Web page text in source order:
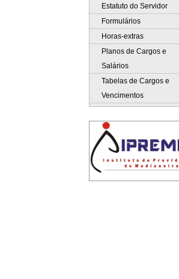
Estatuto do Servidor
Formulários
Horas-extras
Planos de Cargos e
Salários
Tabelas de Cargos e
Vencimentos